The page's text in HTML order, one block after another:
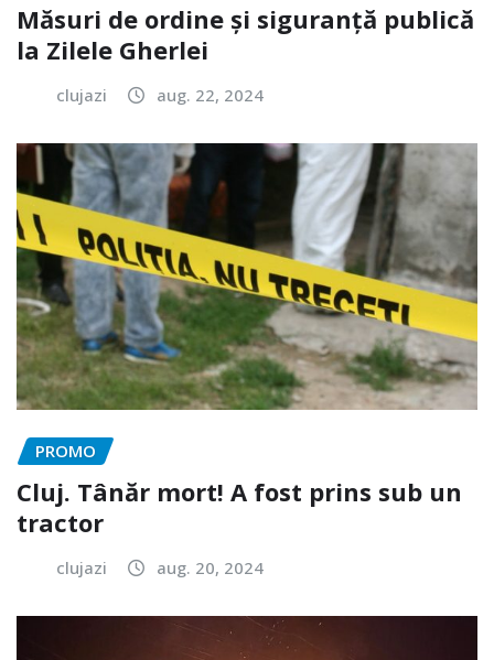
Măsuri de ordine și siguranță publică
la Zilele Gherlei
clujazi aug. 22, 2024
PROMO
Cluj. Tânăr mort! A fost prins sub un
tractor
clujazi aug. 20, 2024